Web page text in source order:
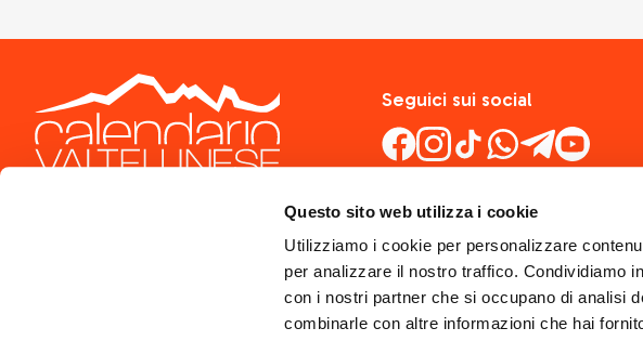
Questo sito web utilizza i cookie
Utilizziamo i cookie per personalizzare
per analizzare il nostro traffico. Condividiamo
con i nostri partner che si occupano di analisi
combinarle con altre informazioni che hai
Seguici sui social